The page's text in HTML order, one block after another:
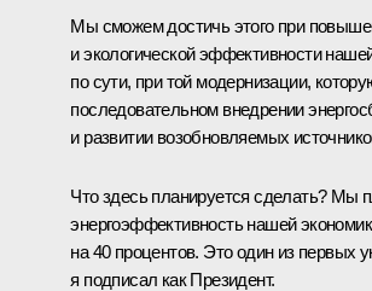
Мы сможем достичь этого при
и экологической эффективности
по сути, при той модернизации,
последовательном внедрении
и развитии возобновляемых
Что здесь планируется сделать? Мы
энергоэффективность нашей
на 40 процентов. Это один из первых
я подписал как Президент.